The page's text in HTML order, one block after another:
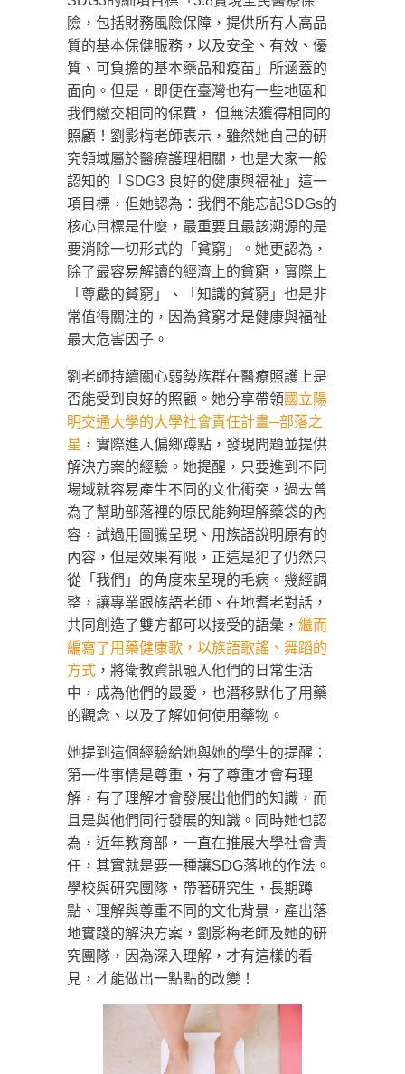
險，包括財務風險保障，提供所有人高品
質的基本保健服務，以及安全、有效、優
質、可負擔的基本藥品和疫苗」所涵蓋的
面向。但是，即便在臺灣也有一些地區和
我們繳交相同的保費， 但無法獲得相同的
照顧！劉影梅老師表示，雖然她自己的研
究領域屬於醫療護理相關，也是大家一般
認知的「SDG3 良好的健康與福祉」這一
項目標，但她認為：我們不能忘記SDGs的
核心目標是什麼，最重要且最該溯源的是
要消除一切形式的「貧窮」。她更認為，
除了最容易解讀的經濟上的貧窮，實際上
「尊嚴的貧窮」、「知識的貧窮」也是非
常值得關注的，因為貧窮才是健康與福祉
最大危害因子。
劉老師持續關心弱勢族群在醫療照護上是
否能受到良好的照顧。她分享帶領 國立陽
明交通大學的大學社會責任計畫─部落之
星 ，實際進入偏鄉蹲點，發現問題並提供
解決方案的經驗。她提醒，只要進到不同
場域就容易產生不同的文化衝突，過去曾
為了幫助部落裡的原民能夠理解藥袋的內
容，試過用圖騰呈現、用族語說明原有的
內容，但是效果有限，正這是犯了仍然只
從「我們」的角度來呈現的毛病。幾經調
整，讓專業跟族語老師、在地耆老對話，
共同創造了雙方都可以接受的語𢑥， 繼而
編寫了用藥健康歌，以族語歌謠、舞蹈的
方式 ，將衛教資訊融入他們的日常生活
中，成為他們的最愛，也潛移默化了用藥
的觀念、以及了解如何使用藥物。
她提到這個經驗給她與她的學生的提醒：
第一件事情是尊重，有了尊重才會有理
解，有了理解才會發展出他們的知識，而
且是與他們同行發展的知識。同時她也認
為，近年教育部，一直在推展大學社會責
任，其實就是要一種讓SDG落地的作法。
學校與研究團隊，帶著研究生，長期蹲
點、理解與尊重不同的文化背景，產出落
地實踐的解決方案，劉影梅老師及她的研
究團隊，因為深入理解，才有這樣的看
見，才能做出一點點的改變！